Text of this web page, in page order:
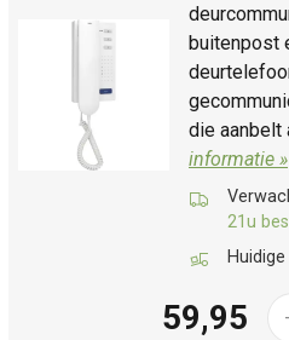
buitenpost
die aanbelt
informatie »
21u
59,95 -